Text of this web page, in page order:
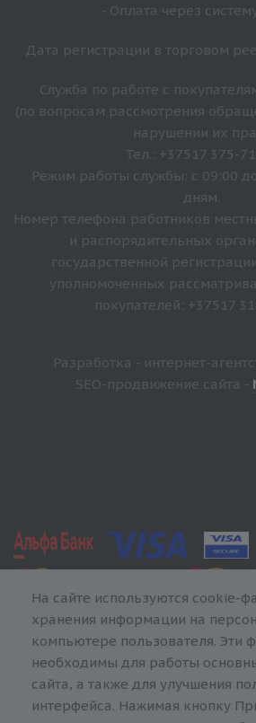
- Оплата через
Дата регистрации в торговом
Служба по работе с
(по вопросам рассмотрения
нарушении их
Тел.: +37517 375-
Режим работы службы: с 09:00
дням.
Номер телефона работников
и распорядительных
государственной
уполномоченных
покупателей: +37517
Разработка - интернет-
SEO-продвижение сайта -
На сайте используются cookie-
хранения информации на
компьютере пользователя. Эти
необходимы для работы
сайта, а также для улучшения
интерфейса. Нажимая кнопку